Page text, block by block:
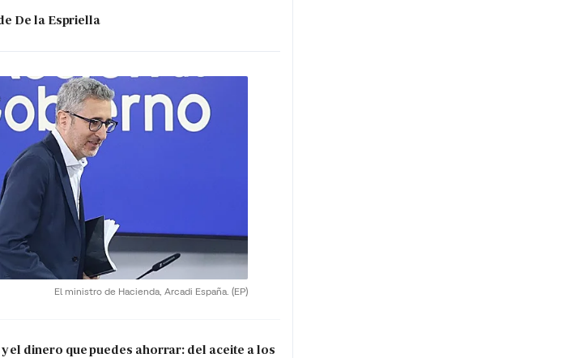
De la Espriella
El ministro de Hacienda, Arcadi España. (EP)
el dinero que puedes ahorrar: del aceite a los